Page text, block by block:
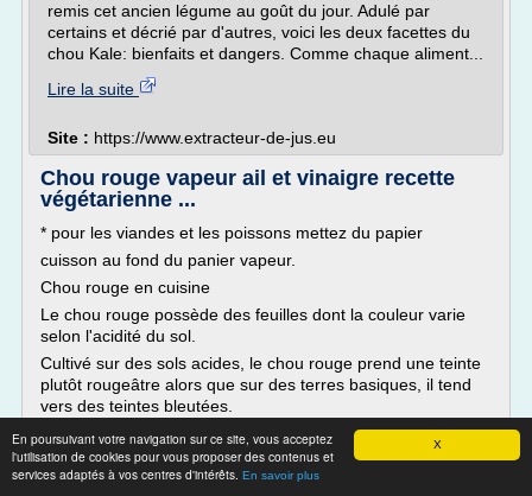
X
En poursuivant votre navigation sur ce site, vous acceptez
l'utilisation de cookies pour vous proposer des contenus et
services adaptés à vos centres d'intérêts. En savoir plus
remis cet ancien légume au goût du jour. Adulé par
certains et décrié par d'autres, voici les deux facettes du
chou Kale: bienfaits et dangers. Comme chaque aliment...
Lire la suite
Site : https://www.extracteur-de-jus.eu
Chou rouge vapeur ail et vinaigre recette
végétarienne ...
* pour les viandes et les poissons mettez du papier
cuisson au fond du panier vapeur.
Chou rouge en cuisine
Le chou rouge possède des feuilles dont la couleur varie
selon l'acidité du sol.
Cultivé sur des sols acides, le chou rouge prend une teinte
plutôt rougeâtre alors que sur des terres basiques, il tend
vers des teintes bleutées.
Cuisiné, le chou rouge tourne au bleu. Pour...
Lire la suite